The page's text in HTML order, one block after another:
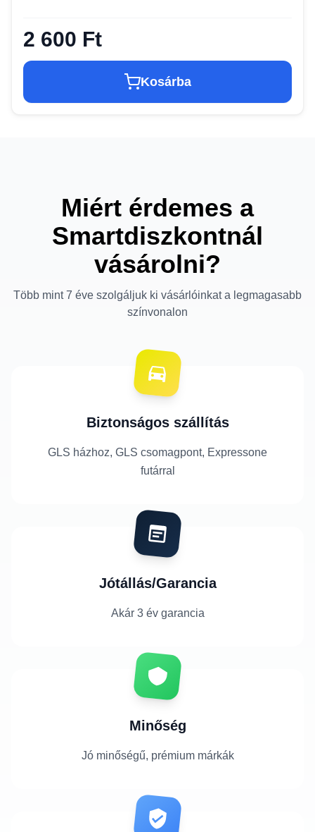
2 600 Ft
Kosárba
Miért érdemes a
Smartdiszkontnál
vásárolni?
Több mint 7 éve szolgáljuk ki vásárlóinkat a legmagasabb
színvonalon
Biztonságos szállítás
GLS házhoz, GLS csomagpont, Expressone
futárral
Jótállás/Garancia
Akár 3 év garancia
Minőség
Jó minőségű, prémium márkák